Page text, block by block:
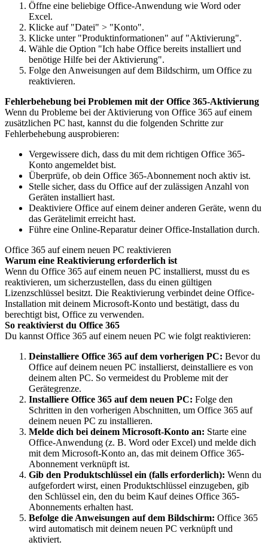
Öffne eine beliebige Office-Anwendung wie Word oder
Excel.
Klicke auf "Datei" > "Konto".
Klicke unter "Produktinformationen" auf "Aktivierung".
Wähle die Option "Ich habe Office bereits installiert und
benötige Hilfe bei der Aktivierung".
Folge den Anweisungen auf dem Bildschirm, um Office zu
reaktivieren.
Fehlerbehebung bei Problemen mit der Office 365-Aktivierung
Wenn du Probleme bei der Aktivierung von Office 365 auf einem
zusätzlichen PC hast, kannst du die folgenden Schritte zur
Fehlerbehebung ausprobieren:
Vergewissere dich, dass du mit dem richtigen Office 365-
Konto angemeldet bist.
Überprüfe, ob dein Office 365-Abonnement noch aktiv ist.
Stelle sicher, dass du Office auf der zulässigen Anzahl von
Geräten installiert hast.
Deaktiviere Office auf einem deiner anderen Geräte, wenn du
das Gerätelimit erreicht hast.
Führe eine Online-Reparatur deiner Office-Installation durch.
Office 365 auf einem neuen PC reaktivieren
Warum eine Reaktivierung erforderlich ist
Wenn du Office 365 auf einem neuen PC installierst, musst du es
reaktivieren, um sicherzustellen, dass du einen gültigen
Lizenzschlüssel besitzt. Die Reaktivierung verbindet deine Office-
Installation mit deinem Microsoft-Konto und bestätigt, dass du
berechtigt bist, Office zu verwenden.
So reaktivierst du Office 365
Du kannst Office 365 auf einem neuen PC wie folgt reaktivieren:
Deinstalliere Office 365 auf dem vorherigen PC: Bevor du
Office auf deinem neuen PC installierst, deinstalliere es von
deinem alten PC. So vermeidest du Probleme mit der
Gerätegrenze.
Installiere Office 365 auf dem neuen PC: Folge den
Schritten in den vorherigen Abschnitten, um Office 365 auf
deinem neuen PC zu installieren.
Melde dich bei deinem Microsoft-Konto an: Starte eine
Office-Anwendung (z. B. Word oder Excel) und melde dich
mit dem Microsoft-Konto an, das mit deinem Office 365-
Abonnement verknüpft ist.
Gib den Produktschlüssel ein (falls erforderlich): Wenn du
aufgefordert wirst, einen Produktschlüssel einzugeben, gib
den Schlüssel ein, den du beim Kauf deines Office 365-
Abonnements erhalten hast.
Befolge die Anweisungen auf dem Bildschirm: Office 365
wird automatisch mit deinem neuen PC verknüpft und
aktiviert.